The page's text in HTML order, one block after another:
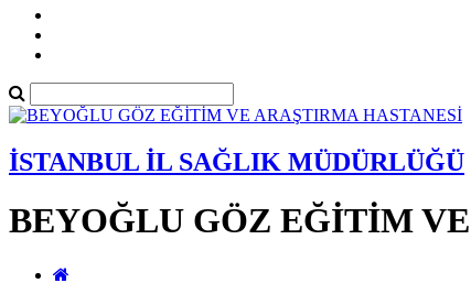
İSTANBUL İL SAĞLIK MÜDÜRLÜĞÜ
BEYOĞLU GÖZ EĞİTİM